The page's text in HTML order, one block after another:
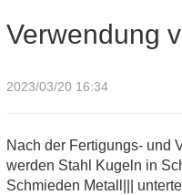
Verwendung
2023/03/20 16:34
Nach der Fertigungs- und
werden Stahl Kugeln in
Schmieden Metall|||